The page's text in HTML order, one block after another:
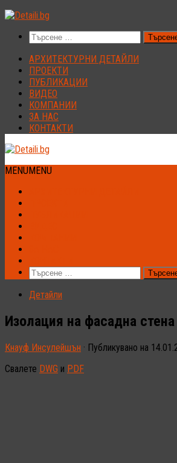
Към
Търсене
за:
АРХИТЕКТУРНИ ДЕТАЙЛИ
ПРОЕКТИ
ПУБЛИКАЦИИ
ВИДЕО
КОМПАНИИ
ЗА НАС
КОНТАКТИ
MENUMENU
Търсене
за:
Детайли
Изолация на фасадна
Кнауф Инсулейшън · Публикувано на
Свалете DWG и PDF